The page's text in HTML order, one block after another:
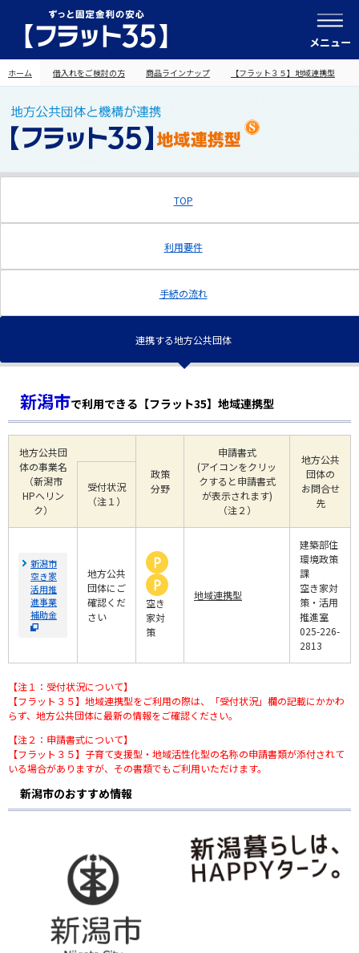
メニュー
ホーム 借入れをご検討の方 商品ラインナップ 【フラット３５】地域連携型
TOP
利用要件
手続の流れ
連携する地方公共団体
新潟市で利用できる【フラット35】地域連携型
地方公共団
体の事業名
（新潟市
HPへリン
ク）
政策
分野
申請書式
(アイコンをクリッ
クすると申請書式
が表示されます)
（注２）
地方公共
団体の
お問合せ
先
受付状況
（注１）
新潟市
空き家
活用推
進事業
補助金
地方公共
団体にご
確認くだ
さい
空き
家対
策
地域連携型
建築部住
環境政策
課
空き家対
策・活用
推進室
025-226-
2813
【注１：受付状況について】
【フラット３５】地域連携型をご利用の際は、「受付状況」欄の記載にかかわ
らず、地方公共団体に最新の情報をご確認ください。
【注２：申請書式について】
【フラット３５】子育て支援型・地域活性化型の名称の申請書類が添付されて
いる場合がありますが、その書類でもご利用いただけます。
新潟市のおすすめ情報